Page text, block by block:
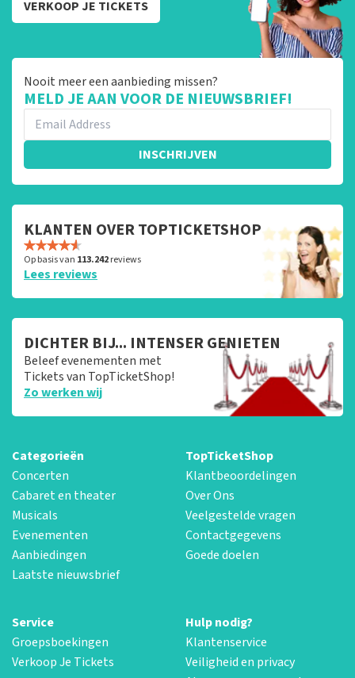
VERKOOP JE TICKETS
Nooit meer een aanbieding missen?
MELD JE AAN VOOR DE NIEUWSBRIEF!
INSCHRIJVEN
KLANTEN OVER TOPTICKETSHOP
Op basis van 113.242reviews
Lees reviews
DICHTER BIJ... INTENSER GENIETEN
Beleef evenementen met
Tickets van TopTicketShop!
Zo werken wij
Categorieën
Concerten
Cabaret en theater
Musicals
Evenementen
Aanbiedingen
Laatste nieuwsbrief
TopTicketShop
Klantbeoordelingen
Over Ons
Veelgestelde vragen
Contactgegevens
Goede doelen
Service
Groepsboekingen
Verkoop Je Tickets
Hulp nodig?
Klantenservice
Veiligheid en privacy